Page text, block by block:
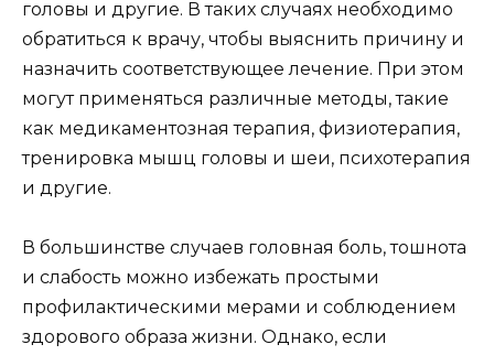
головы и другие. В таких случаях необходимо
обратиться к врачу, чтобы выяснить причину и
назначить соответствующее лечение. При этом
могут применяться различные методы, такие
как медикаментозная терапия, физиотерапия,
тренировка мышц головы и шеи, психотерапия
и другие.
В большинстве случаев головная боль, тошнота
и слабость можно избежать простыми
профилактическими мерами и соблюдением
здорового образа жизни. Однако, если